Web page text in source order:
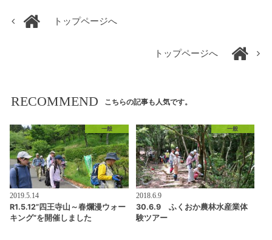
トップページへ
トップページへ
RECOMMEND こちらの記事も人気です。
一般
2019.5.14
R1.5.12”四王寺山～春爛漫ウォー
キング”を開催しました
一般
2018.6.9
30.6.9 ふくおか農林水産業体
験ツアー